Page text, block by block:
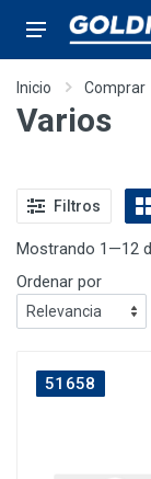
Inicio Comprar
Varios
Filtros
Mostrando 1—12
Ordenar por
51658